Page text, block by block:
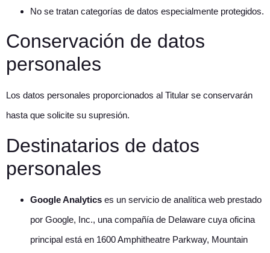
No se tratan categorías de datos especialmente protegidos.
Conservación de datos
personales
Los datos personales proporcionados al Titular se conservarán
hasta que solicite su supresión.
Destinatarios de datos
personales
Google Analytics es un servicio de analítica web prestado
por Google, Inc., una compañía de Delaware cuya oficina
principal está en 1600 Amphitheatre Parkway, Mountain